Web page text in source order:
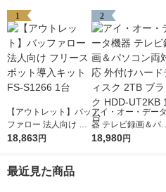
1
【アウトレット】バッ
ファロー 法人向け フ
リースポット導入キッ
18,863円
2
アイ・オー・デー
器 テレビ録画＆パ
コン両対応 外付けハ
18,980円
最近見た商品